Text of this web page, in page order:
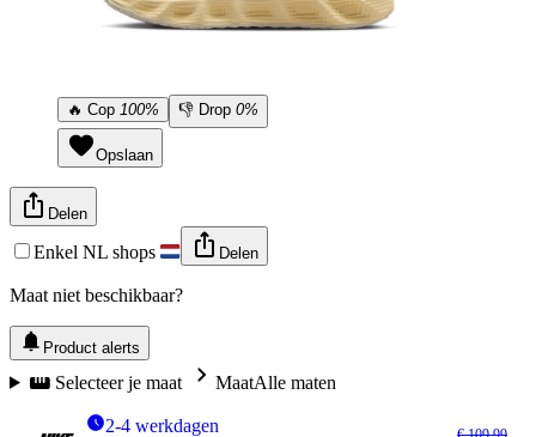
🔥 Cop 100% 👎 Drop 0%
Opslaan
Delen
Enkel NL shops Delen
Maat niet beschikbaar?
Product alerts
Selecteer je maat MaatAlle maten
2-4 werkdagen